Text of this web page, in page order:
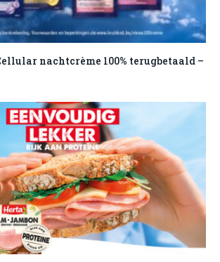
nachtcrème 100% terugbetaald –